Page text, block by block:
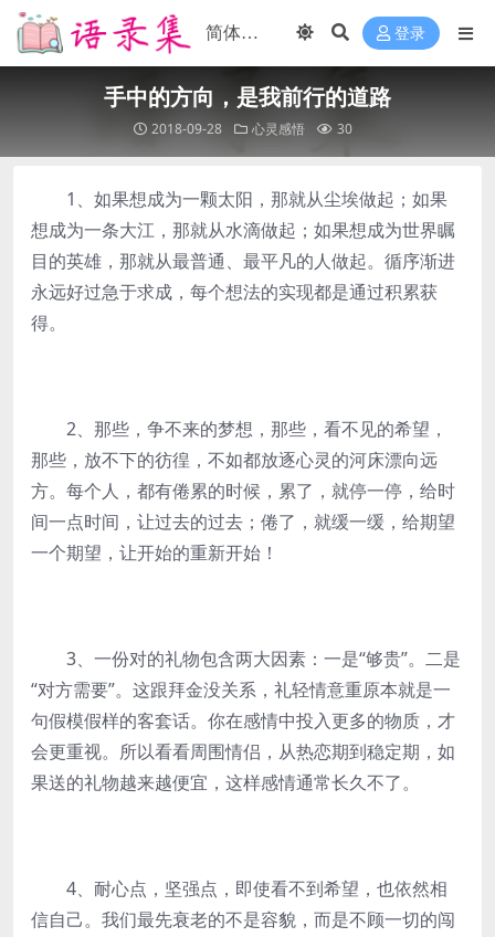
登录
手中的方向，是我前行的道路
2018-09-28 心灵感悟 30
1、如果想成为一颗太阳，那就从尘埃做起；如果
想成为一条大江，那就从水滴做起；如果想成为世界瞩
目的英雄，那就从最普通、最平凡的人做起。循序渐进
永远好过急于求成，每个想法的实现都是通过积累获
得。
2、那些，争不来的梦想，那些，看不见的希望，
那些，放不下的彷徨，不如都放逐心灵的河床漂向远
方。每个人，都有倦累的时候，累了，就停一停，给时
间一点时间，让过去的过去；倦了，就缓一缓，给期望
一个期望，让开始的重新开始！
3、一份对的礼物包含两大因素：一是“够贵”。二是
“对方需要”。这跟拜金没关系，礼轻情意重原本就是一
句假模假样的客套话。你在感情中投入更多的物质，才
会更重视。所以看看周围情侣，从热恋期到稳定期，如
果送的礼物越来越便宜，这样感情通常长久不了。
4、耐心点，坚强点，即使看不到希望，也依然相
信自己。我们最先衰老的不是容貌，而是不顾一切的闯